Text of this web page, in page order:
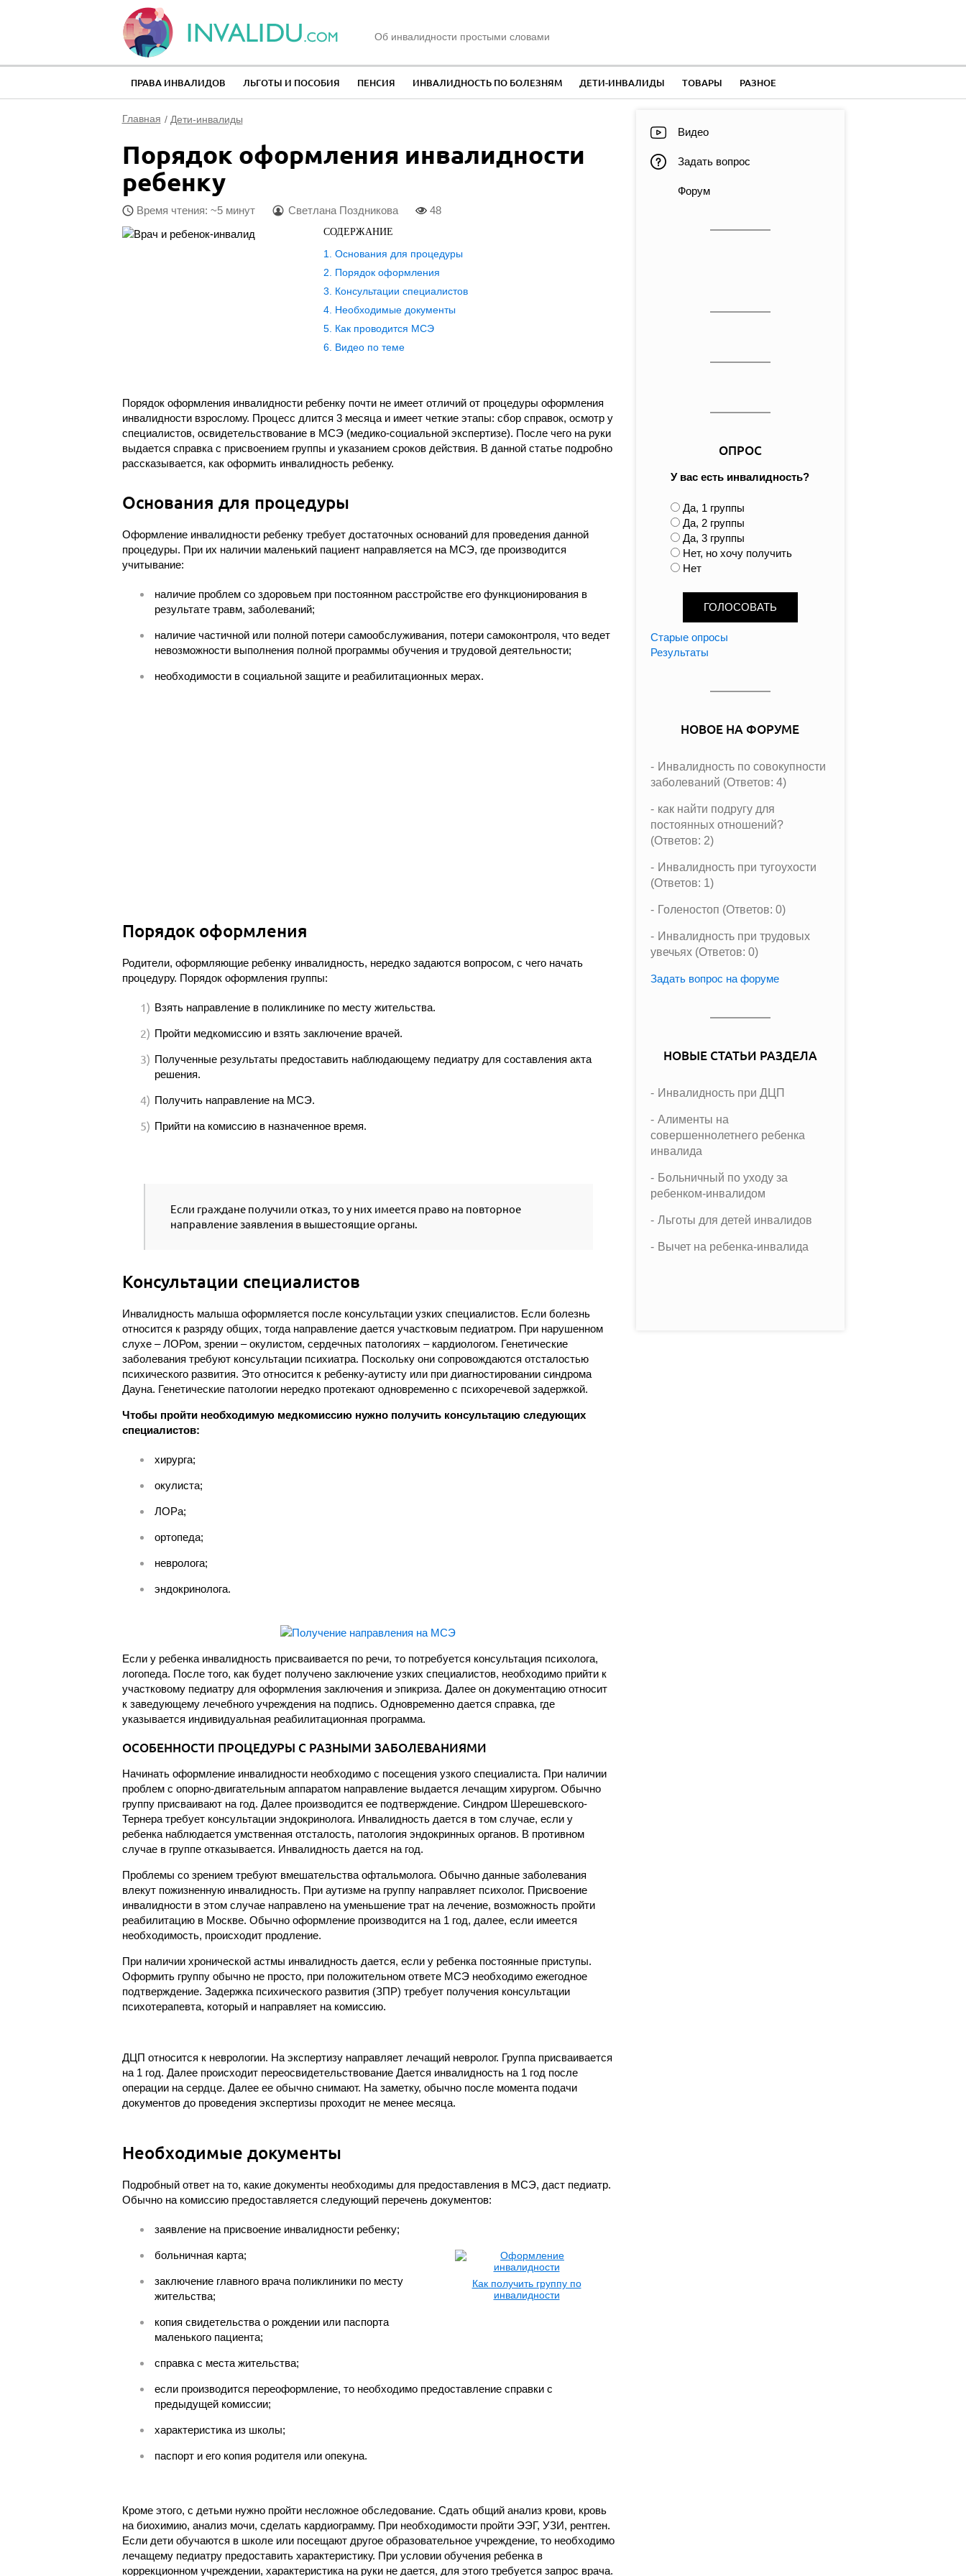
Об инвалидности простыми словами
ПРАВА ИНВАЛИДОВ ЛЬГОТЫ И ПОСОБИЯ ПЕНСИЯ ИНВАЛИДНОСТЬ ПО БОЛЕЗНЯМ ДЕТИ-ИНВАЛИДЫ ТОВАРЫ РАЗНОЕ
Главная Дети-инвалиды
Порядок оформления инвалидности
ребенку
Время чтения: ~5 минут Светлана Поздникова 48
СОДЕРЖАНИЕ
Основания для процедуры
Порядок оформления
Консультации специалистов
Необходимые документы
Как проводится МСЭ
Видео по теме
Порядок оформления инвалидности ребенку почти не имеет отличий от процедуры оформления
инвалидности взрослому. Процесс длится 3 месяца и имеет четкие этапы: сбор справок, осмотр у
специалистов, освидетельствование в МСЭ (медико-социальной экспертизе). После чего на руки
выдается справка с присвоением группы и указанием сроков действия. В данной статье подробно
рассказывается, как оформить инвалидность ребенку.
Основания для процедуры
Оформление инвалидности ребенку требует достаточных оснований для проведения данной
процедуры. При их наличии маленький пациент направляется на МСЭ, где производится
учитывание:
наличие проблем со здоровьем при постоянном расстройстве его функционирования в
результате травм, заболеваний;
наличие частичной или полной потери самообслуживания, потери самоконтроля, что ведет
невозможности выполнения полной программы обучения и трудовой деятельности;
необходимости в социальной защите и реабилитационных мерах.
Порядок оформления
Родители, оформляющие ребенку инвалидность, нередко задаются вопросом, с чего начать
процедуру. Порядок оформления группы:
Взять направление в поликлинике по месту жительства.
Пройти медкомиссию и взять заключение врачей.
Полученные результаты предоставить наблюдающему педиатру для составления акта
решения.
Получить направление на МСЭ.
Прийти на комиссию в назначенное время.
Если граждане получили отказ, то у них имеется право на повторное
направление заявления в вышестоящие органы.
Консультации специалистов
Инвалидность малыша оформляется после консультации узких специалистов. Если болезнь
относится к разряду общих, тогда направление дается участковым педиатром. При нарушенном
слухе – ЛОРом, зрении – окулистом, сердечных патологиях – кардиологом. Генетические
заболевания требуют консультации психиатра. Поскольку они сопровождаются отсталостью
психического развития. Это относится к ребенку-аутисту или при диагностировании синдрома
Дауна. Генетические патологии нередко протекают одновременно с психоречевой задержкой.
Чтобы пройти необходимую медкомиссию нужно получить консультацию следующих
специалистов:
хирурга;
окулиста;
ЛОРа;
ортопеда;
невролога;
эндокринолога.
Если у ребенка инвалидность присваивается по речи, то потребуется консультация психолога,
логопеда. После того, как будет получено заключение узких специалистов, необходимо прийти к
участковому педиатру для оформления заключения и эпикриза. Далее он документацию относит
к заведующему лечебного учреждения на подпись. Одновременно дается справка, где
указывается индивидуальная реабилитационная программа.
ОСОБЕННОСТИ ПРОЦЕДУРЫ С РАЗНЫМИ ЗАБОЛЕВАНИЯМИ
Начинать оформление инвалидности необходимо с посещения узкого специалиста. При наличии
проблем с опорно-двигательным аппаратом направление выдается лечащим хирургом. Обычно
группу присваивают на год. Далее производится ее подтверждение. Синдром Шерешевского-
Тернера требует консультации эндокринолога. Инвалидность дается в том случае, если у
ребенка наблюдается умственная отсталость, патология эндокринных органов. В противном
случае в группе отказывается. Инвалидность дается на год.
Проблемы со зрением требуют вмешательства офтальмолога. Обычно данные заболевания
влекут пожизненную инвалидность. При аутизме на группу направляет психолог. Присвоение
инвалидности в этом случае направлено на уменьшение трат на лечение, возможность пройти
реабилитацию в Москве. Обычно оформление производится на 1 год, далее, если имеется
необходимость, происходит продление.
При наличии хронической астмы инвалидность дается, если у ребенка постоянные приступы.
Оформить группу обычно не просто, при положительном ответе МСЭ необходимо ежегодное
подтверждение. Задержка психического развития (ЗПР) требует получения консультации
психотерапевта, который и направляет на комиссию.
ДЦП относится к неврологии. На экспертизу направляет лечащий невролог. Группа присваивается
на 1 год. Далее происходит переосвидетельствование Дается инвалидность на 1 год после
операции на сердце. Далее ее обычно снимают. На заметку, обычно после момента подачи
документов до проведения экспертизы проходит не менее месяца.
Необходимые документы
Подробный ответ на то, какие документы необходимы для предоставления в МСЭ, даст педиатр.
Обычно на комиссию предоставляется следующий перечень документов:
Как получить группу по
инвалидности
заявление на присвоение инвалидности ребенку;
больничная карта;
заключение главного врача поликлиники по месту
жительства;
копия свидетельства о рождении или паспорта
маленького пациента;
справка с места жительства;
если производится переоформление, то необходимо предоставление справки с
предыдущей комиссии;
характеристика из школы;
паспорт и его копия родителя или опекуна.
Кроме этого, с детьми нужно пройти несложное обследование. Сдать общий анализ крови, кровь
на биохимию, анализ мочи, сделать кардиограмму. При необходимости пройти ЭЭГ, УЗИ, рентген.
Если дети обучаются в школе или посещают другое образовательное учреждение, то необходимо
лечащему педиатру предоставить характеристику. При условии обучения ребенка в
коррекционном учреждении, характеристика на руки не дается, для этого требуется запрос врача.
Видео
Задать вопрос
Форум
ОПРОС
У вас есть инвалидность?
В
а
р
и
а
Да, 1 группы
Да, 2 группы
Да, 3 группы
Нет, но хочу получить
Нет
Старые опросы
Результаты
НОВОЕ НА ФОРУМЕ
Инвалидность по совокупности
заболеваний (Ответов: 4)
как найти подругу для
постоянных отношений?
(Ответов: 2)
Инвалидность при тугоухости
(Ответов: 1)
Голеностоп (Ответов: 0)
Инвалидность при трудовых
увечьях (Ответов: 0)
Задать вопрос на форуме
НОВЫЕ СТАТЬИ РАЗДЕЛА
Инвалидность при ДЦП
Алименты на
совершеннолетнего ребенка
инвалида
Больничный по уходу за
ребенком-инвалидом
Льготы для детей инвалидов
Вычет на ребенка-инвалида